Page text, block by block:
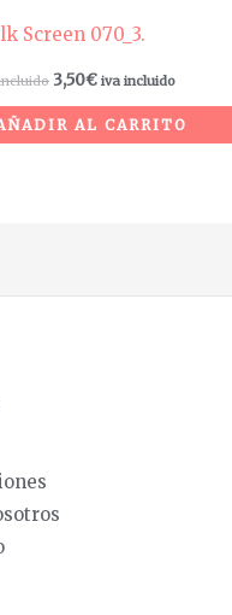
Screen 070_3.
3,50€ iva incluido
AL CARRITO